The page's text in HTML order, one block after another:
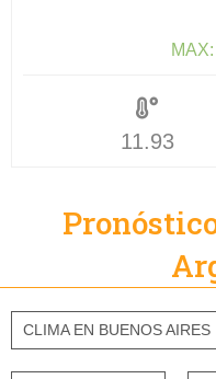
11.93
CLIMA EN BUENOS AIRES